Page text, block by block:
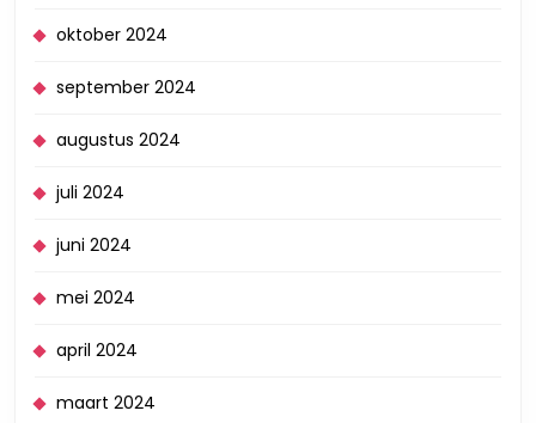
oktober 2024
september 2024
augustus 2024
juli 2024
juni 2024
mei 2024
april 2024
maart 2024